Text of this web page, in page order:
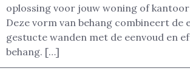
oplossing voor jouw woning of
Deze vorm van behang combineert de
gestucte wanden met de eenvoud en
behang. […]